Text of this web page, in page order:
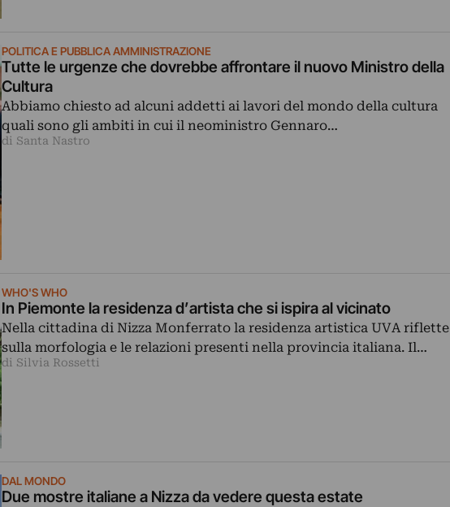
POLITICA E PUBBLICA AMMINISTRAZIONE
Tutte le urgenze che dovrebbe affrontare il nuovo Ministro della
Cultura
Abbiamo chiesto ad alcuni addetti ai lavori del mondo della cultura
quali sono gli ambiti in cui il neoministro Gennaro…
di Santa Nastro
WHO'S WHO
In Piemonte la residenza d’artista che si ispira al vicinato
Nella cittadina di Nizza Monferrato la residenza artistica UVA riflette
sulla morfologia e le relazioni presenti nella provincia italiana. Il…
di Silvia Rossetti
DAL MONDO
Due mostre italiane a Nizza da vedere questa estate